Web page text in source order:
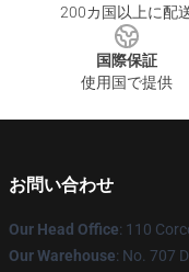
200カ国以上に配
国際保証
使用国で提供
お問い合わせ
Our Head Office: 110
Our Warehouse: No. 707